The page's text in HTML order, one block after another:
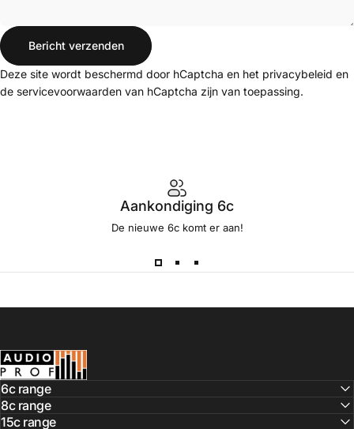
Bericht
Bericht verzenden
Bericht verzenden
Deze site wordt beschermd door hCaptcha en het privacybeleid en
de servicevoorwaarden van hCaptcha zijn van toepassing.
Aankondiging 6c
De nieuwe 6c komt er aan!
De Audio Prof
6c range
8c range
15c range